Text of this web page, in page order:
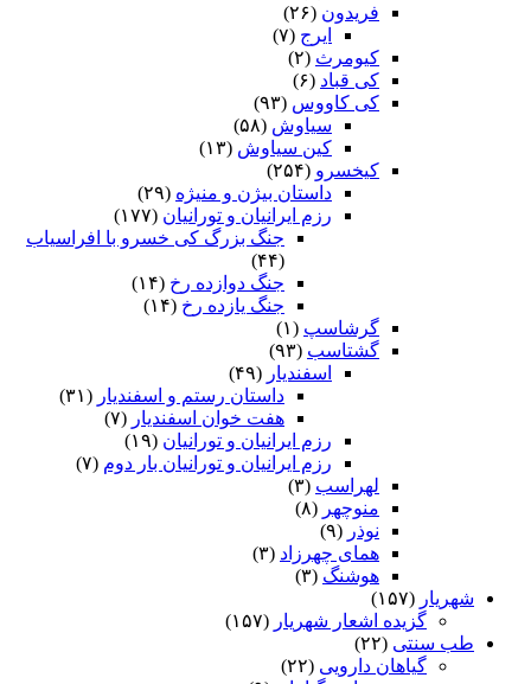
فریدون (۲۶)
ایرج (۷)
کیومرث (۲)
کی قباد (۶)
کی کاووس (۹۳)
سیاوش (۵۸)
کین سیاوش (۱۳)
کیخسرو (۲۵۴)
داستان بیژن و منیژه (۲۹)
رزم ایرانیان و تورانیان (۱۷۷)
جنگ بزرگ کی خسرو با افراسیاب
(۴۴)
جنگ دوازده رخ (۱۴)
جنگ یازده رخ (۱۴)
گرشاسپ (۱)
گشتاسب (۹۳)
اسفندیار (۴۹)
داستان رستم و اسفندیار (۳۱)
هفت خوان اسفندیار (۷)
رزم ایرانیان و تورانیان (۱۹)
رزم ایرانیان و تورانیان بار دوم (۷)
لهراسب (۳)
منوچهر (۸)
نوذر (۹)
هماى چهرزاد (۳)
هوشنگ (۳)
شهریار (۱۵۷)
گزیده اشعار شهریار (۱۵۷)
طب سنتی (۲۲)
گیاهان دارویی (۲۲)